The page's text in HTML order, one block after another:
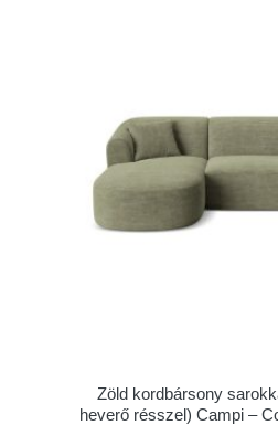
Zöld kordbársony
heverő résszel) Campi –